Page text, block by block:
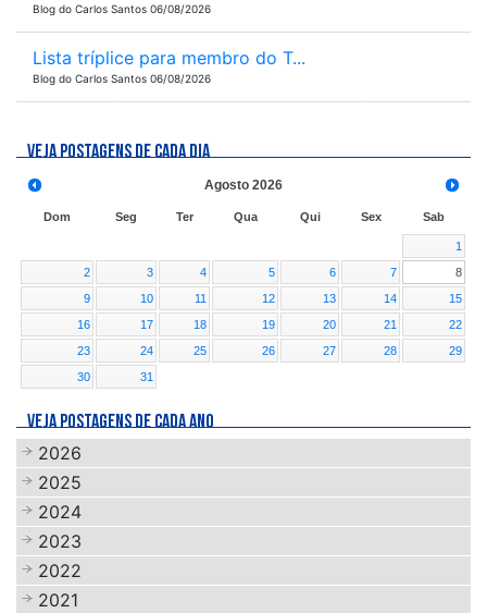
Blog do Carlos Santos 06/08/2026
Lista tríplice para membro do T...
Blog do Carlos Santos 06/08/2026
VEJA POSTAGENS DE CADA DIA
Agosto 2026
Dom Seg Ter Qua Qui Sex Sab
1
2
3 4 5 6 7
8
9
10 11 12 13 14
15
16
17 18 19 20 21
22
23
24 25 26 27 28
29
30
31
VEJA POSTAGENS DE CADA ANO
2026
2025
2024
2023
2022
2021